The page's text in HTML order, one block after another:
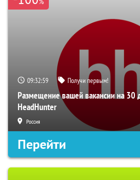
09:32:58 Получи первым!
Размещение вашей вакансии на 30
HeadHunter
Россия
Перейти